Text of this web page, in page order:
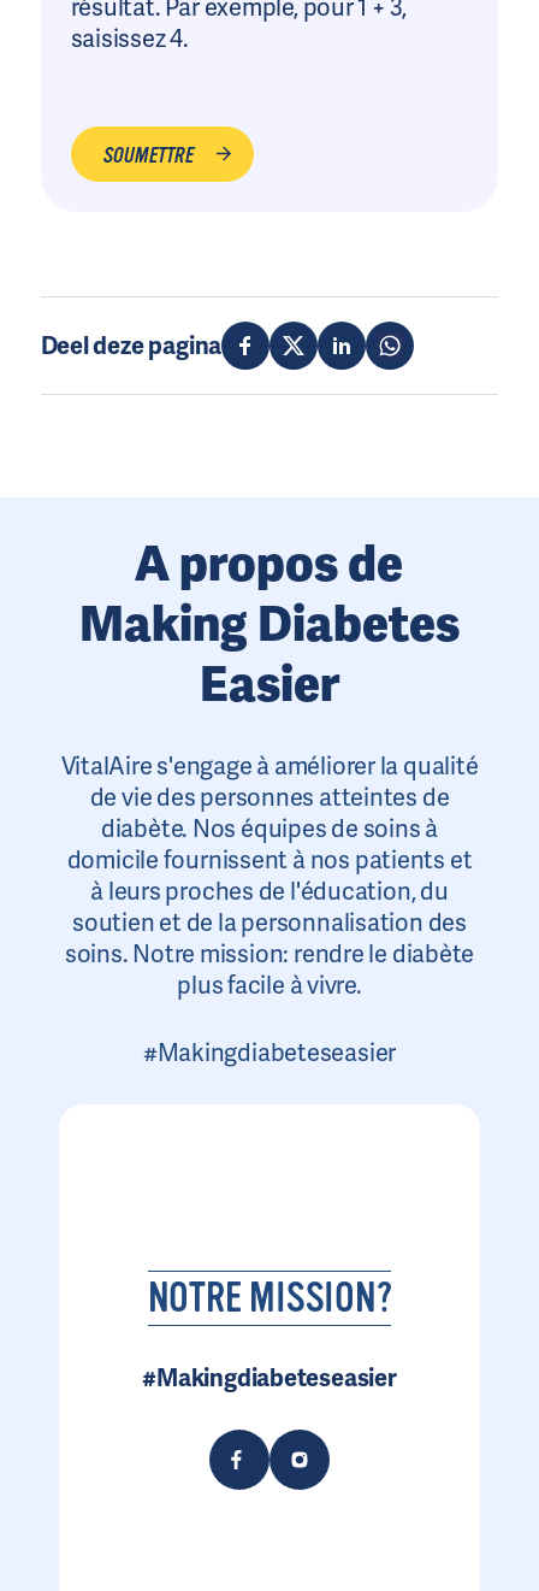
résultat. Par exemple, pour 1 + 3,
saisissez 4.
Deel deze pagina
A propos de
Making Diabetes
Easier
VitalAire s'engage à améliorer la qualité
de vie des personnes atteintes de
diabète. Nos équipes de soins à
domicile fournissent à nos patients et
à leurs proches de l'éducation, du
soutien et de la personnalisation des
soins. Notre mission: rendre le diabète
plus facile à vivre.
#Makingdiabeteseasier
NOTRE MISSION?
#Makingdiabeteseasier